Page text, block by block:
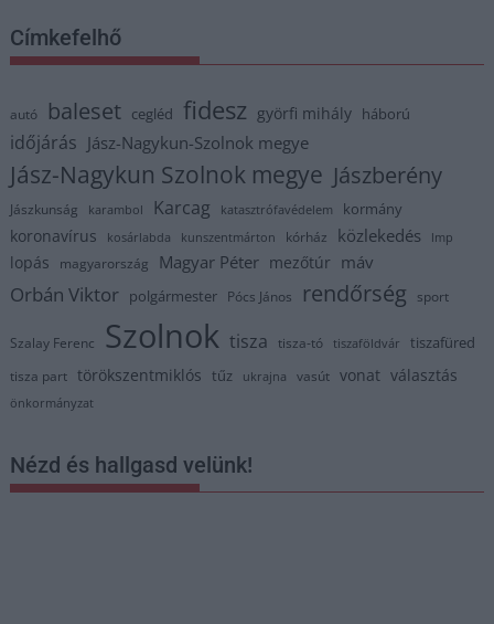
Címkefelhő
autó baleset cegléd fidesz györfi mihály háború
időjárás Jász-Nagykun-Szolnok megye
Jász-Nagykun Szolnok megye Jászberény
Jászkunság karambol Karcag katasztrófavédelem kormány
koronavírus kosárlabda kunszentmárton kórház közlekedés lmp
lopás magyarország Magyar Péter mezőtúr máv
Orbán Viktor polgármester Pócs János rendőrség sport
Szalay Ferenc Szolnok tisza tisza-tó tiszaföldvár tiszafüred
tisza part törökszentmiklós tűz ukrajna vasút vonat választás
önkormányzat
Nézd és hallgasd velünk!